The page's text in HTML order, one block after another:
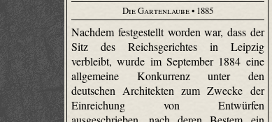
Die Gartenlaube• 1885
Nachdem festgestellt worden war, dass der
Sitz des Reichsgerichtes in Leipzig
verbleibt, wurde im September 1884 eine
allgemeine Konkurrenz unter den
deutschen Architekten zum Zwecke der
Einreichung von Entwürfen